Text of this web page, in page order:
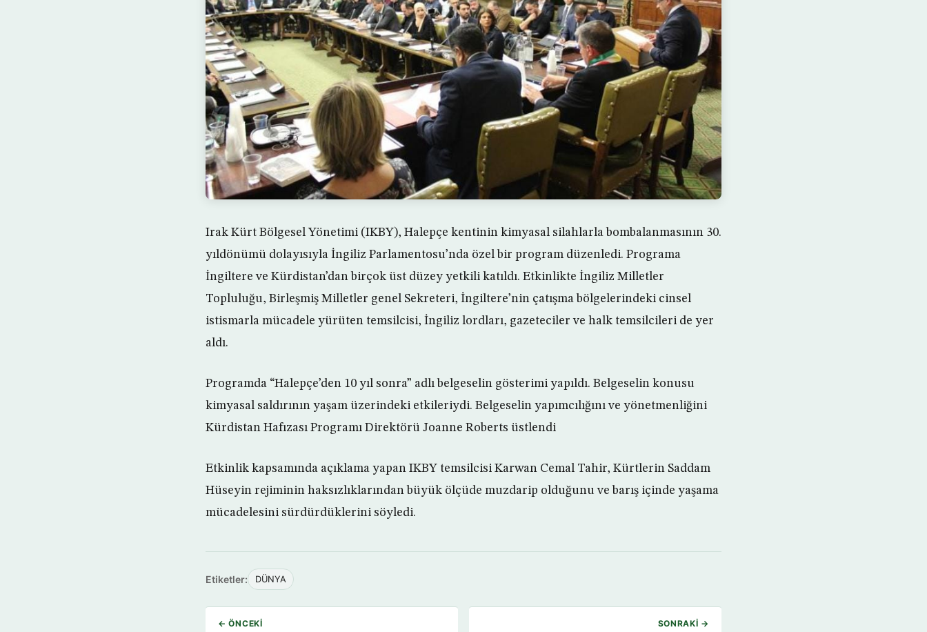
Irak Kürt Bölgesel Yönetimi (IKBY), Halepçe kentinin kimyasal silahlarla bombalanmasının 30.
yıldönümü dolayısıyla İngiliz Parlamentosu’nda özel bir program düzenledi. Programa
İngiltere ve Kürdistan’dan birçok üst düzey yetkili katıldı. Etkinlikte İngiliz Milletler
Topluluğu, Birleşmiş Milletler genel Sekreteri, İngiltere’nin çatışma bölgelerindeki cinsel
istismarla mücadele yürüten temsilcisi, İngiliz lordları, gazeteciler ve halk temsilcileri de yer
aldı.
Programda “Halepçe’den 10 yıl sonra” adlı belgeselin gösterimi yapıldı. Belgeselin konusu
kimyasal saldırının yaşam üzerindeki etkileriydi. Belgeselin yapımcılığını ve yönetmenliğini
Kürdistan Hafızası Programı Direktörü Joanne Roberts üstlendi
Etkinlik kapsamında açıklama yapan IKBY temsilcisi Karwan Cemal Tahir, Kürtlerin Saddam
Hüseyin rejiminin haksızlıklarından büyük ölçüde muzdarip olduğunu ve barış içinde yaşama
mücadelesini sürdürdüklerini söyledi.
Etiketler: DÜNYA
← ÖNCEKI SONRAKI →